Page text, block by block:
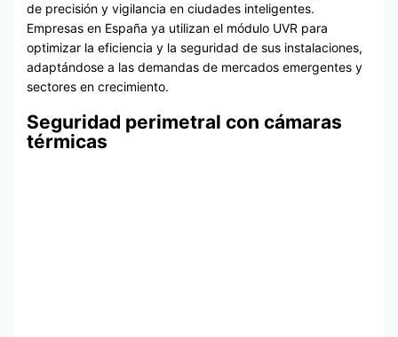
de precisión y vigilancia en ciudades inteligentes.
Empresas en España ya utilizan el módulo UVR para
optimizar la eficiencia y la seguridad de sus instalaciones,
adaptándose a las demandas de mercados emergentes y
sectores en crecimiento.
Seguridad perimetral con cámaras
térmicas